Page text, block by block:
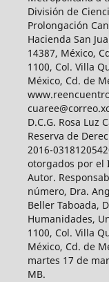
División de
Prolongación
Hacienda San
14387, México,
1100, Col. Villa
México, Cd. de
D.C.G. Rosa Luz
Reserva de
2016-
otorgados por el
Autor.
número, Dra.
Beller Taboada,
Humanidades,
1100, Col. Villa
México, Cd. de
martes 17 de
MB.